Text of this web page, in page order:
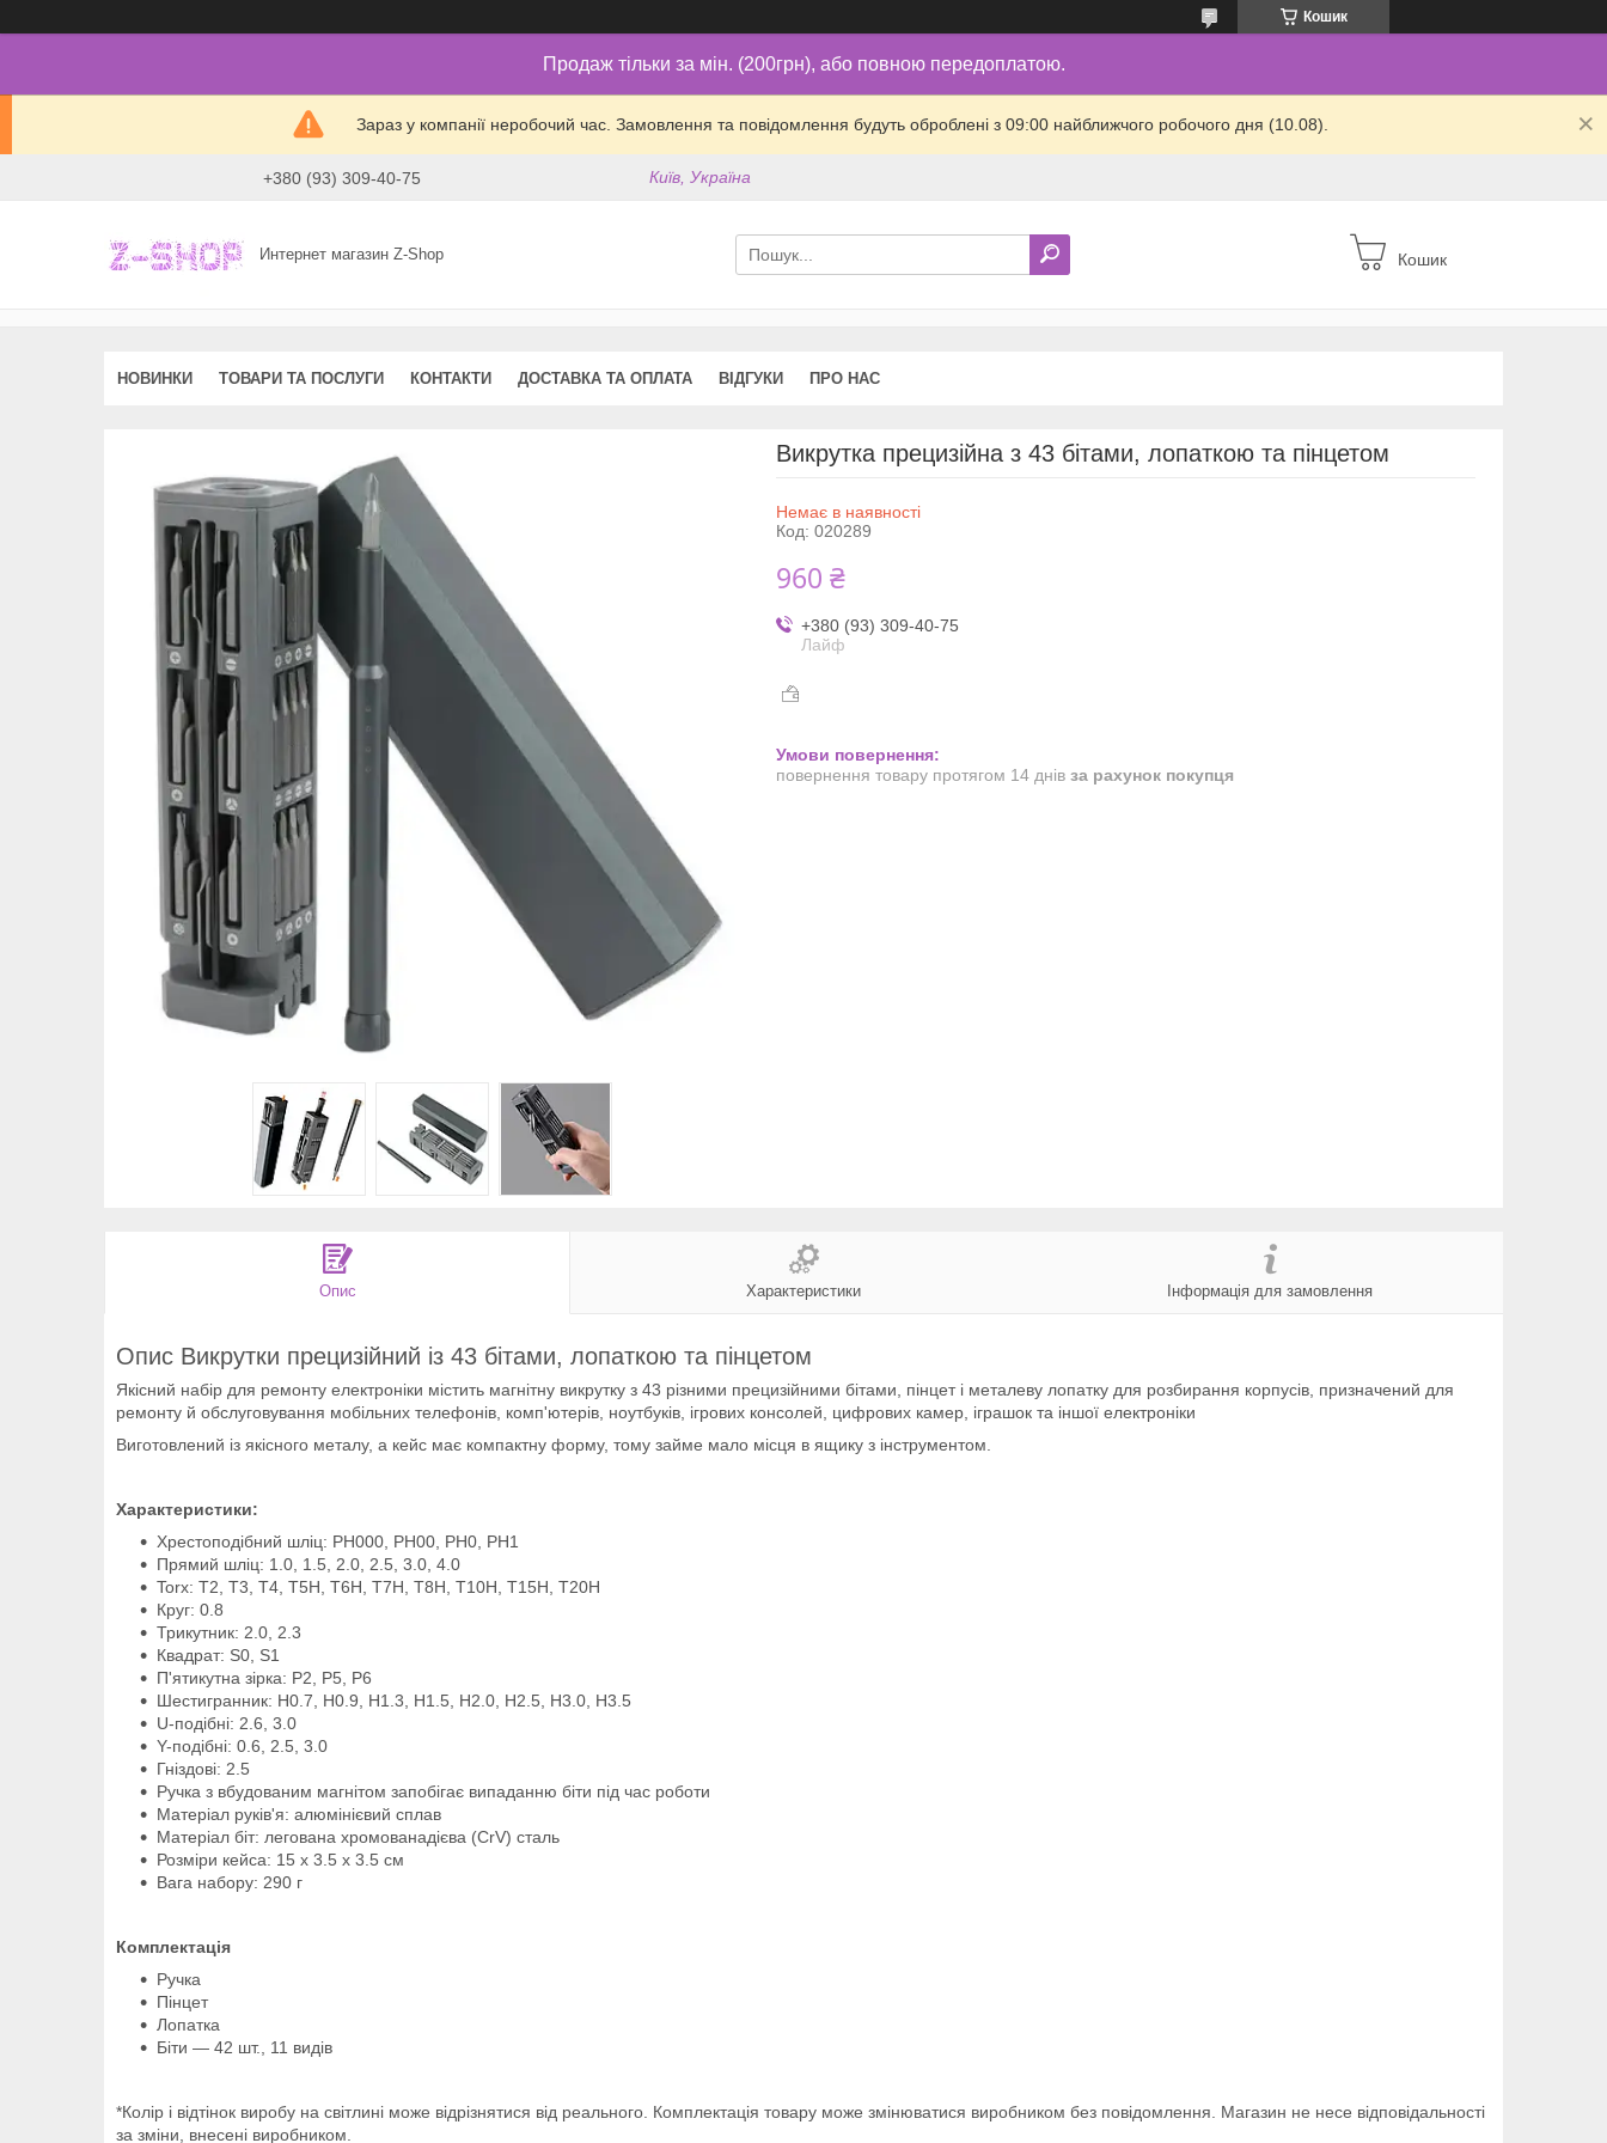
Кошик
Продаж тільки за мін. (200грн), або повною передоплатою.
Зараз у компанії неробочий час. Замовлення та повідомлення будуть оброблені з 09:00 найближчого робочого дня (10.08).
+380 (93) 309-40-75 Київ, Україна
Интернет магазин Z-Shop Кошик
НОВИНКИ ТОВАРИ ТА ПОСЛУГИ КОНТАКТИ ДОСТАВКА ТА ОПЛАТА ВІДГУКИ ПРО НАС
Викрутка прецизійна з 43 бітами, лопаткою та пінцетом
Немає в наявності
Код: 020289
960 ₴
+380 (93) 309-40-75
Лайф
повернення товару протягом 14 днів за рахунок покупця
Опис Характеристики Інформація для замовлення
Опис Викрутки прецизійний із 43 бітами, лопаткою та пінцетом
Якісний набір для ремонту електроніки містить магнітну викрутку з 43 різними прецизійними бітами, пінцет і металеву лопатку для розбирання корпусів, призначений для
ремонту й обслуговування мобільних телефонів, комп'ютерів, ноутбуків, ігрових консолей, цифрових камер, іграшок та іншої електроніки
Виготовлений із якісного металу, а кейс має компактну форму, тому займе мало місця в ящику з інструментом.
Характеристики:
Хрестоподібний шліц: PH000, PH00, PH0, PH1
Прямий шліц: 1.0, 1.5, 2.0, 2.5, 3.0, 4.0
Torx: T2, T3, T4, T5H, T6H, T7H, T8H, T10H, T15H, T20H
Круг: 0.8
Трикутник: 2.0, 2.3
Квадрат: S0, S1
П'ятикутна зірка: P2, P5, P6
Шестигранник: H0.7, H0.9, H1.3, H1.5, H2.0, H2.5, H3.0, H3.5
U-подібні: 2.6, 3.0
Y-подібні: 0.6, 2.5, 3.0
Гніздові: 2.5
Ручка з вбудованим магнітом запобігає випаданню біти під час роботи
Матеріал руків'я: алюмінієвий сплав
Матеріал біт: легована хромованадієва (CrV) сталь
Розміри кейса: 15 x 3.5 x 3.5 см
Вага набору: 290 г
Комплектація
Ручка
Пінцет
Лопатка
Біти — 42 шт., 11 видів
*Колір і відтінок виробу на світлині може відрізнятися від реального. Комплектація товару може змінюватися виробником без повідомлення. Магазин не несе відповідальності
за зміни, внесені виробником.